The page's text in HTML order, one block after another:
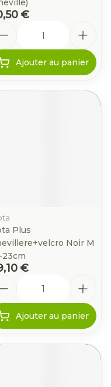
€
Ajouter au panier
Plus
Noir M
23cm
€
Ajouter au panier